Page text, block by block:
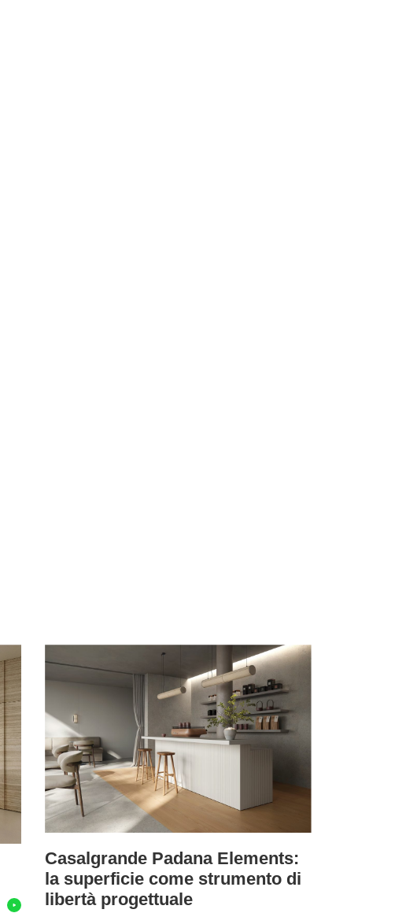
Casalgrande Padana Elements:
la superficie come strumento di
libertà progettuale